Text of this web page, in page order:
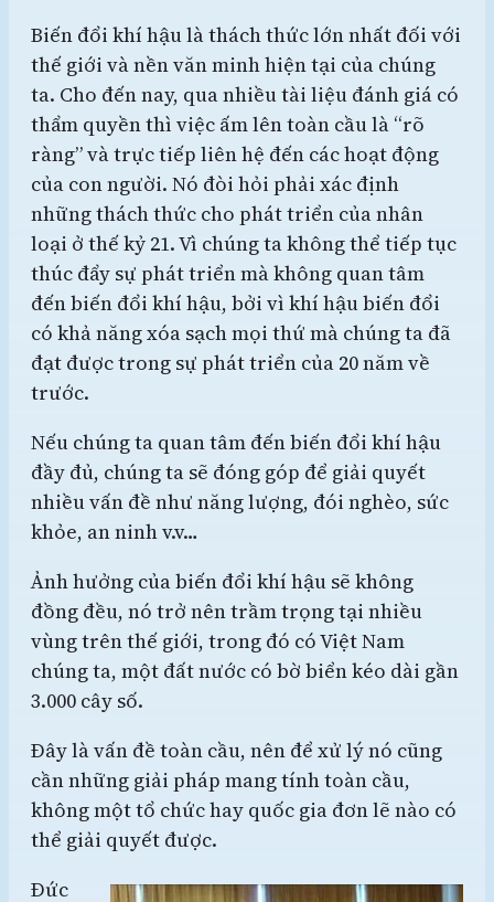
Biến đổi khí hậu là thách thức lớn nhất đối với
thế giới và nền văn minh hiện tại của chúng
ta. Cho đến nay, qua nhiều tài liệu đánh giá có
thẩm quyền thì việc ấm lên toàn cầu là “rõ
ràng” và trực tiếp liên hệ đến các hoạt động
của con người. Nó đòi hỏi phải xác định
những thách thức cho phát triển của nhân
loại ở thế kỷ 21. Vì chúng ta không thể tiếp tục
thúc đẩy sự phát triển mà không quan tâm
đến biến đổi khí hậu, bởi vì khí hậu biến đổi
có khả năng xóa sạch mọi thứ mà chúng ta đã
đạt được trong sự phát triển của 20 năm về
trước.
Nếu chúng ta quan tâm đến biến đổi khí hậu
đầy đủ, chúng ta sẽ đóng góp để giải quyết
nhiều vấn đề như năng lượng, đói nghèo, sức
khỏe, an ninh v.v…
Ảnh hưởng của biến đổi khí hậu sẽ không
đồng đều, nó trở nên trầm trọng tại nhiều
vùng trên thế giới, trong đó có Việt Nam
chúng ta, một đất nước có bờ biển kéo dài gần
3.000 cây số.
Đây là vấn đề toàn cầu, nên để xử lý nó cũng
cần những giải pháp mang tính toàn cầu,
không một tổ chức hay quốc gia đơn lẽ nào có
thể giải quyết được.
Đức